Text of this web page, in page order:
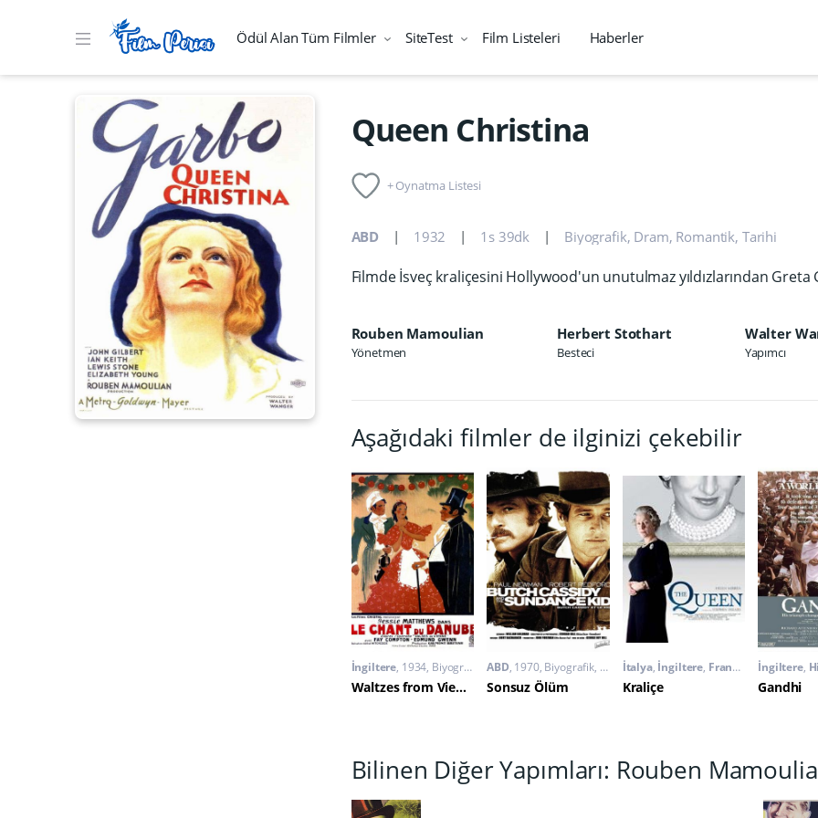
Ödül Alan Tüm Filmler SiteTest Film Listeleri Haberler
Queen Christina
+ Oynatma Listesi
ABD 1932 1s 39dk Biyografik, Dram, Romantik, Tarihi
Filmde İsveç kraliçesini Hollywood'un unutulmaz yıldızlarından Greta
Rouben Mamoulian
Yönetmen
Herbert Stothart
Besteci
Walter
Yapımcı
Aşağıdaki filmler de ilginizi çekebilir
İngiltere 1934 Biyografik ,Müzik,Romantik
Waltzes from Vienna
ABD 1970 Biyografik, Macera,Western
Sonsuz Ölüm
İtalya, İngiltere, Fransa 2006
Kraliçe
İngiltere,
Gandhi
Bilinen Diğer Yapımları: Rouben